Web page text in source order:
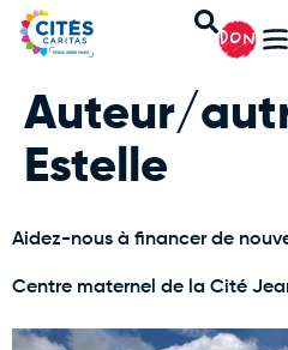
DON
Auteur/
Estelle
Aidez-nous à financer de
Centre maternel de la Cité